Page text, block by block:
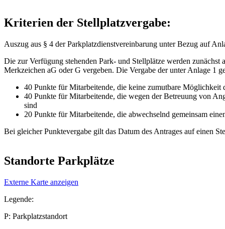
Kriterien der Stellplatzvergabe:
Auszug aus § 4 der Parkplatzdienstvereinbarung unter Bezug auf
Die zur Verfügung stehenden Park- und Stellplätze werden
Merkzeichen aG oder G vergeben. Die Vergabe der unter Anlage 1
40 Punkte für Mitarbeitende, die keine zumutbare
40 Punkte für Mitarbeitende, die wegen der Betreuung von
sind
20 Punkte für Mitarbeitende, die abwechselnd gemeinsam
Bei gleicher Punktevergabe gilt das Datum des Antrages auf einen
Standorte Parkplätze
Externe Karte anzeigen
Legende:
P: Parkplatzstandort